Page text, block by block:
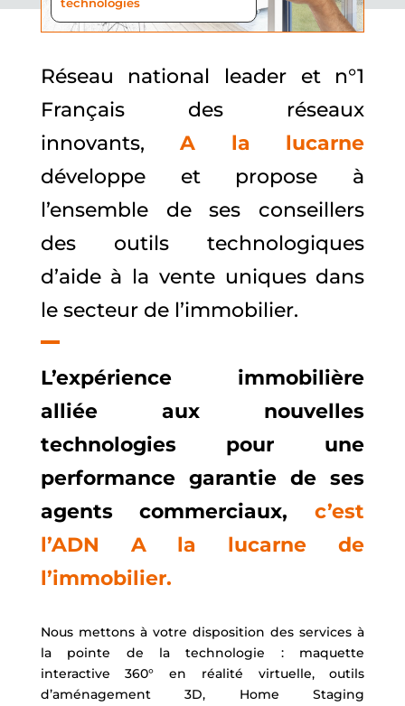
Réseau national leader et n°1
Français des réseaux
innovants,A la lucarne
développe et propose à
l’ensemble de ses conseillers
des outils technologiques
d’aide à la vente uniques dans
le secteur de l’immobilier.
L’expérience immobilière
alliée aux nouvelles
technologies pour une
performance garantie de ses
agents commerciaux,c’est
l’ADN A la lucarne de
l’immobilier.
Nous mettons à votre disposition des services à
la pointe de la technologie : maquette
interactive 360° en réalité virtuelle, outils
d’aménagement 3D, Home Staging